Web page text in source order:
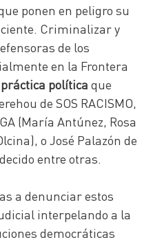
ponen en peligro su
Criminalizar y
de los
en la Frontera
política que
de SOS RACISMO,
(María Antúnez, Rosa
o José Palazón de
entre otras.
a denunciar estos
interpelando a la
democráticas